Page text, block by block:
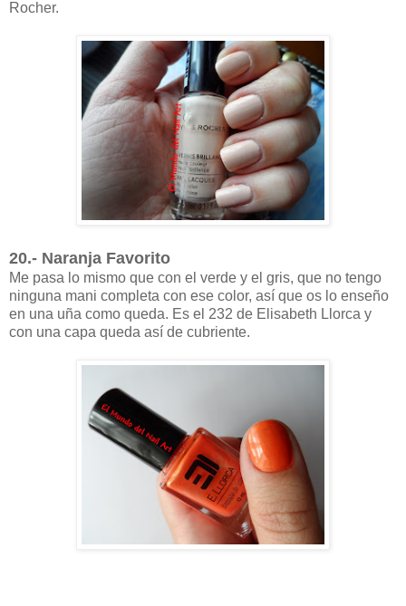
Rocher.
20.- Naranja Favorito
Me pasa lo mismo que con el verde y el gris, que no tengo
ninguna mani completa con ese color, así que os lo enseño
en una uña como queda. Es el 232 de Elisabeth Llorca y
con una capa queda así de cubriente.